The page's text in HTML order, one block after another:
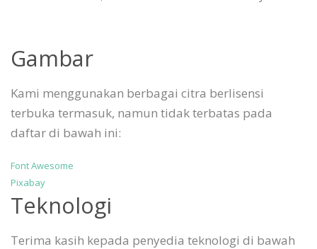
Gambar
Kami menggunakan berbagai citra berlisensi
terbuka termasuk, namun tidak terbatas pada
daftar di bawah ini:
Font Awesome
Pixabay
Teknologi
Terima kasih kepada penyedia teknologi di bawah